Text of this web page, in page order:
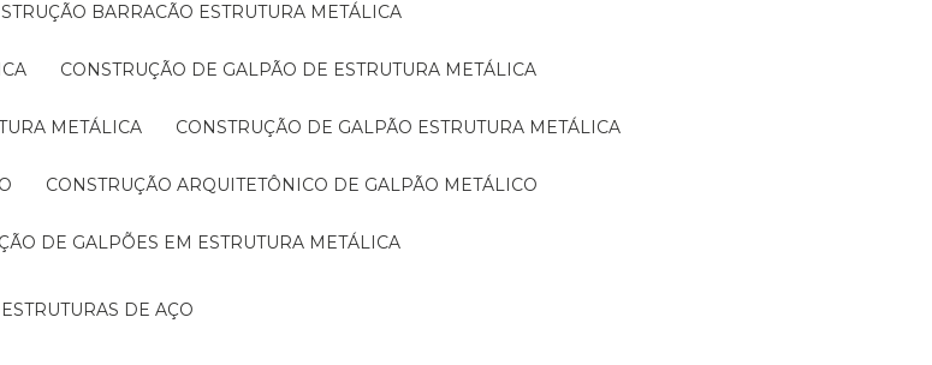
BARRACÃO ESTRUTURA METÁLICA
CONSTRUÇÃO DE GALPÃO DE ESTRUTURA METÁLICA
METÁLICA CONSTRUÇÃO DE GALPÃO ESTRUTURA METÁLICA
CONSTRUÇÃO ARQUITETÔNICO DE GALPÃO METÁLICO
DE GALPÕES EM ESTRUTURA METÁLICA
ESTRUTURAS DE AÇO